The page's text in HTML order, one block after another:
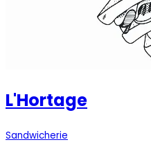
L'Hortage
Sandwicherie